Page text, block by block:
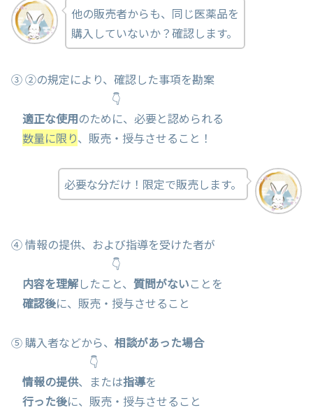
他の販売者からも、同じ医薬品を
購入していないか？確認します。
③ ②の規定により、確認した事項を勘案
👇
適正な使用のために、必要と認められる
数量に限り、販売・授与させること！
必要な分だけ！限定で販売します。
④ 情報の提供、および指導を受けた者が
👇
内容を理解したこと、 質問がないことを
確認後に、販売・授与させること
⑤ 購入者などから、 相談があった場合
👇
情報の提供、または指導を
行った後に、販売・授与させること